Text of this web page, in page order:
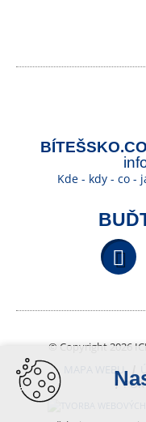
Kde - kdy - co -
© Copyright 2026
MAPA WEBU